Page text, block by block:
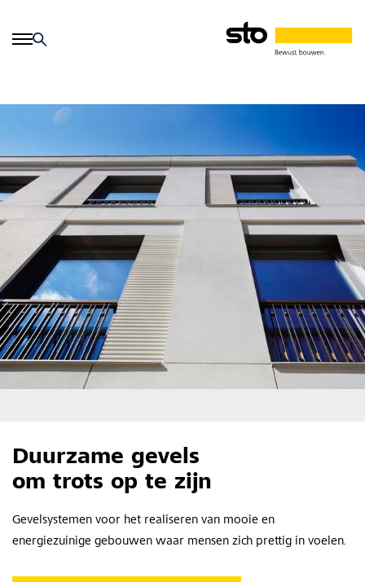
Duurzame gevels
om trots op te zijn
Gevelsystemen voor het realiseren van mooie en
energiezuinige gebouwen waar mensen zich prettig in voelen.